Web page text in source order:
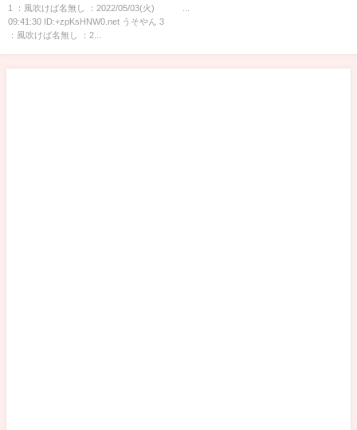
（31）「・・・・・・」
1 ：風吹けば名無し ：2022/05/03(火)
09:41:30 ID:+zpKsHNW0.net うそやん 3
：風吹けば名無し ：2...